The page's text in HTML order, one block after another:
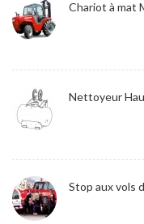
Chariot à mat
Nettoyeur
Stop aux vols